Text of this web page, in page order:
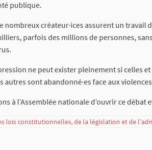
publique.
nombreux créateur·ices assurent un travail
parfois des millions de personnes,
ne peut exister pleinement si celles
autres sont abandonné·es face aux
à l’Assemblée nationale d’ouvrir ce débat
lois constitutionnelles, de la législation et de